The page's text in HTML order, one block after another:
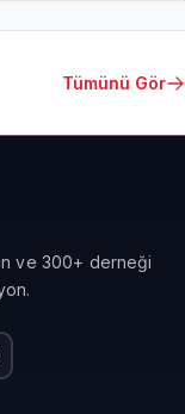
Tümünü Gör
ve 300+ derneği